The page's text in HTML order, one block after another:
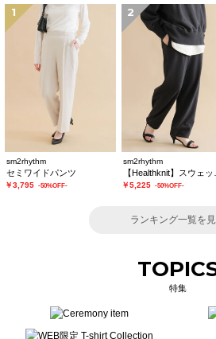
1
sm2rhythm
セミワイドパンツ
￥3,795 -50%OFF-
2
sm2rhythm
￥5,225 -50%OFF-
ランキング一覧を
特集